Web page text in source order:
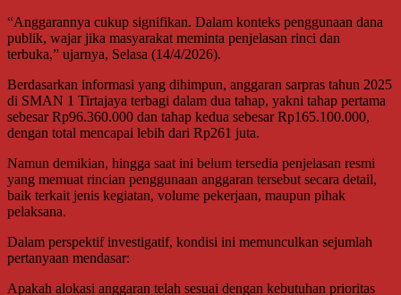
“Anggarannya cukup signifikan. Dalam konteks penggunaan dana
publik, wajar jika masyarakat meminta penjelasan rinci dan
terbuka,” ujarnya, Selasa (14/4/2026).
Berdasarkan informasi yang dihimpun, anggaran sarpras tahun 2025
di SMAN 1 Tirtajaya terbagi dalam dua tahap, yakni tahap pertama
sebesar Rp96.360.000 dan tahap kedua sebesar Rp165.100.000,
dengan total mencapai lebih dari Rp261 juta.
Namun demikian, hingga saat ini belum tersedia penjelasan resmi
yang memuat rincian penggunaan anggaran tersebut secara detail,
baik terkait jenis kegiatan, volume pekerjaan, maupun pihak
pelaksana.
Dalam perspektif investigatif, kondisi ini memunculkan sejumlah
pertanyaan mendasar:
Apakah alokasi anggaran telah sesuai dengan kebutuhan prioritas